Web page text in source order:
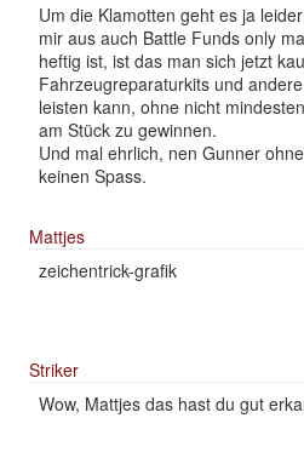
Um die Klamotten geht es ja
mir aus auch Battle Funds only
heftig ist, ist das man sich jetzt
Fahrzeugreparaturkits und
leisten kann, ohne nicht
am Stück zu gewinnen.
Und mal ehrlich, nen Gunner
keinen Spass.
Mattjes
zeichentrick-grafik
Striker
Wow, Mattjes das hast du gut